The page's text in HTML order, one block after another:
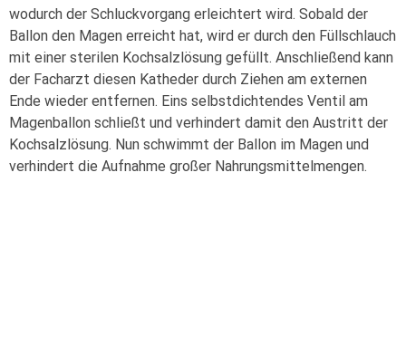
wodurch der Schluckvorgang erleichtert wird. Sobald der
Ballon den Magen erreicht hat, wird er durch den Füllschlauch
mit einer sterilen Kochsalzlösung gefüllt. Anschließend kann
der Facharzt diesen Katheder durch Ziehen am externen
Ende wieder entfernen. Eins selbstdichtendes Ventil am
Magenballon schließt und verhindert damit den Austritt der
Kochsalzlösung. Nun schwimmt der Ballon im Magen und
verhindert die Aufnahme großer Nahrungsmittelmengen.